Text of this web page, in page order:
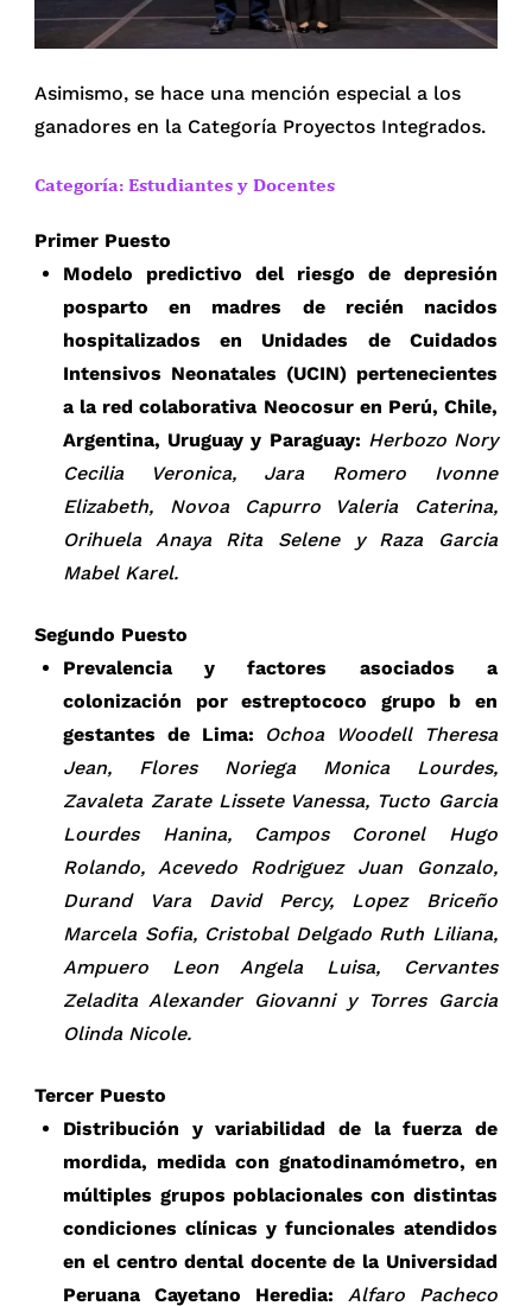
Asimismo, se hace una mención especial a los
ganadores en la Categoría Proyectos Integrados.
Categoría: Estudiantes y Docentes
Primer Puesto
Modelo predictivo del riesgo de depresión
posparto en madres de recién nacidos
hospitalizados en Unidades de Cuidados
Intensivos Neonatales (UCIN) pertenecientes
a la red colaborativa Neocosur en Perú, Chile,
Argentina, Uruguay y Paraguay: Herbozo Nory
Cecilia Veronica, Jara Romero Ivonne
Elizabeth, Novoa Capurro Valeria Caterina,
Orihuela Anaya Rita Selene y Raza Garcia
Mabel Karel.
Segundo Puesto
Prevalencia y factores asociados a
colonización por estreptococo grupo b en
gestantes de Lima: Ochoa Woodell Theresa
Jean, Flores Noriega Monica Lourdes,
Zavaleta Zarate Lissete Vanessa, Tucto Garcia
Lourdes Hanina, Campos Coronel Hugo
Rolando, Acevedo Rodriguez Juan Gonzalo,
Durand Vara David Percy, Lopez Briceño
Marcela Sofia, Cristobal Delgado Ruth Liliana,
Ampuero Leon Angela Luisa, Cervantes
Zeladita Alexander Giovanni y Torres Garcia
Olinda Nicole.
Tercer Puesto
Distribución y variabilidad de la fuerza de
mordida, medida con gnatodinamómetro, en
múltiples grupos poblacionales con distintas
condiciones clínicas y funcionales atendidos
en el centro dental docente de la Universidad
Peruana Cayetano Heredia: Alfaro Pacheco